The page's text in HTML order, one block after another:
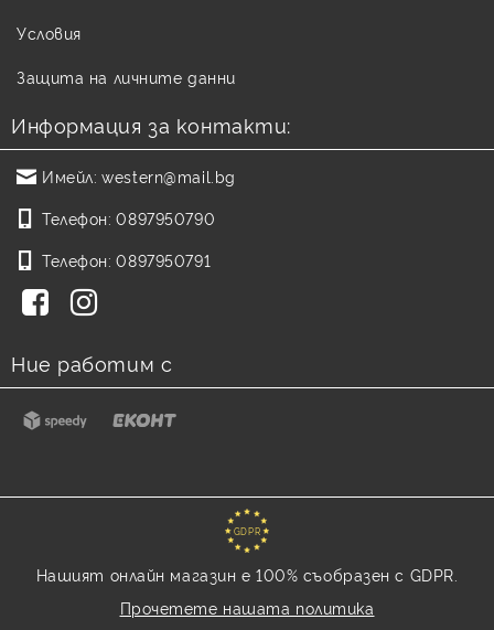
Условия
Защита на личните данни
Информация за контакти:
Имейл: western@mail.bg
Телефон: 0897950790
Телефон: 0897950791
Ние работим с
GDPR
Нашият онлайн магазин е 100% съобразен с GDPR.
Прочетете нашата политика